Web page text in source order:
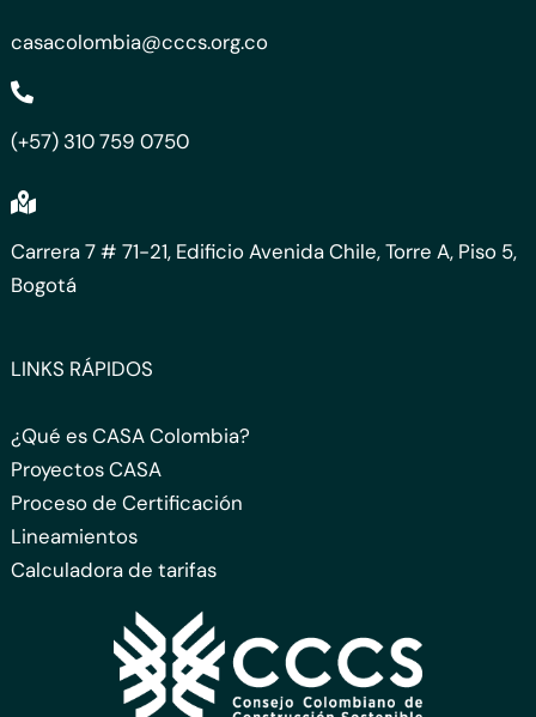
casacolombia@cccs.org.co
(+57) 310 759 0750
Carrera 7 # 71-21, Edificio Avenida Chile, Torre A, Piso 5,
Bogotá
LINKS RÁPIDOS
¿Qué es CASA Colombia?
Proyectos CASA
Proceso de Certificación
Lineamientos
Calculadora de tarifas